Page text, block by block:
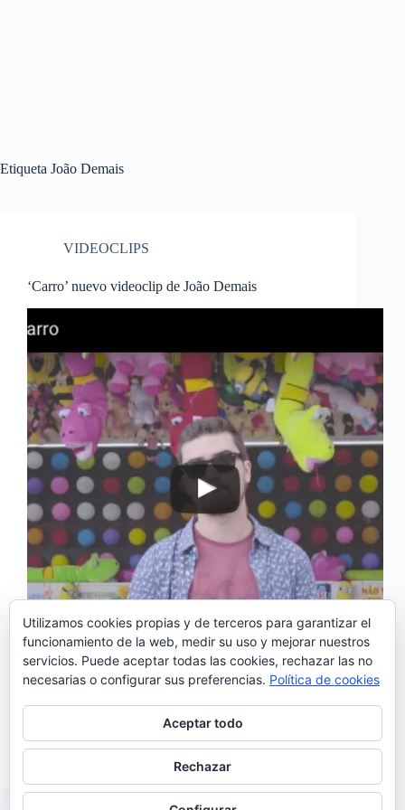
Etiqueta João Demais
VIDEOCLIPS
‘Carro’ nuevo videoclip de João Demais
‘Carro’ es el nuevo tema lanzado por João Demais.
Lo ha presentado acompañado de este videoclip
inspirado en las fiestas populares de São João y
grabado en las ferias de Braga y Coimbra. La
canción cuenta una peculiar historia de amor,…
Noemí Sánchez
22/08/2016
Utilizamos cookies propias y de terceros para garantizar el
funcionamiento de la web, medir su uso y mejorar nuestros
servicios. Puede aceptar todas las cookies, rechazar las no
necesarias o configurar sus preferencias. Política de cookies
Aceptar todo
Rechazar